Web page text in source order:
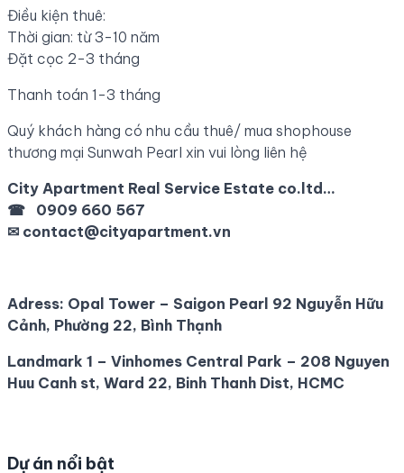
Điều kiện thuê:
Thời gian: từ 3-10 năm
Đặt cọc 2-3 tháng
Thanh toán 1-3 tháng
Quý khách hàng có nhu cầu thuê/ mua shophouse
thương mại Sunwah Pearl xin vui lòng liên hệ
City Apartment Real Service Estate co.ltd…
☎ 0909 660 567
✉ contact@cityapartment.vn
Adress: Opal Tower – Saigon Pearl 92 Nguyễn Hữu
Cảnh, Phường 22, Bình Thạnh
Landmark 1 – Vinhomes Central Park – 208 Nguyen
Huu Canh st, Ward 22, Binh Thanh Dist, HCMC
Dự án nổi bật